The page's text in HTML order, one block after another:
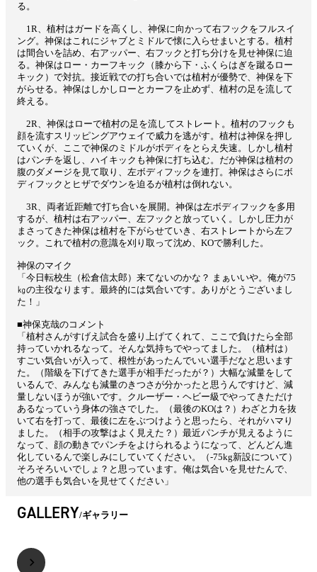
る。
1R、植村はガードを高くし、神保に向かって右フックをフルスイ
ング。神保はこれにジャブとミドルで懐に入らせまいとする。植村
は間合いを詰め、右アッパー、右フックと打ち分けを見せ神保に迫
る。神保はロー・カーフキック（膝から下・ふくらはぎを蹴るロー
キック）で対抗。接近戦での打ち合いでは植村が優勢で、神保を下
がらせる。神保はしかしローとカーフを止めず、植村の足を流して
終える。
2R、神保はローで植村の足を流してストレート。植村のフックも
顔を流すスリッピングアウェイで威力を逃がす。植村は神保を押し
ていくが、ここで神保のミドルがボディをとらえ失速。しかし植村
はパンチを返し、ハイキックも神保に打ち込む。だが神保は植村の
腹のダメージを見て取り、左ボディフックを連打。神保はさらにボ
ディフックとヒザでダウンを迫るが植村は倒れない。
3R、両者近距離で打ち合いを展開。神保は左ボディフックを多用
するが、植村は右アッパー、左フックと放っていく。しかし圧力が
まさってきた神保は植村を下がらせていき、右ストレートから左フ
ック。これで植村の意識を刈り取って沈め、KOで勝利した。
神保のマイク
「今日転校生（松倉信太郎）来てないのかな？ まぁいいや。俺が75
㎏の主役なります。最終的には気合いです。ありがとうございまし
た！」
■神保克哉のコメント
「植村さんがすげえ試合を盛り上げてくれて、ここで負けたら全部
持っていかれるなって。そんな気持ちでやってました。（植村は）
すごい気合いが入って、根性があったんでいい選手だなと思います
た。（階級を下げてきた選手が相手だったが？）大幅な減量をして
いるんで、みんなも減量のきつさが分かったと思うんですけど、減
量しないほうが強いです。クルーザー・ヘビー級でやってきただけ
あるなっていう身体の強さでした。（最後のKOは？）わざと力を抜
いて右を打って、最後に左をぶつけようと思ったら、それがハマり
ました。（相手の攻撃はよく見えた？）最近パンチが見えるように
なって、顔の動きでパンチをよけられるようになって、どんどん進
化しているんで楽しみにしていてください。（-75kg新設について）
そろそろいいでしょ？と思っています。俺は気合いを見せたんで、
他の選手も気合いを見せてください」
GALLERY ギャラリー